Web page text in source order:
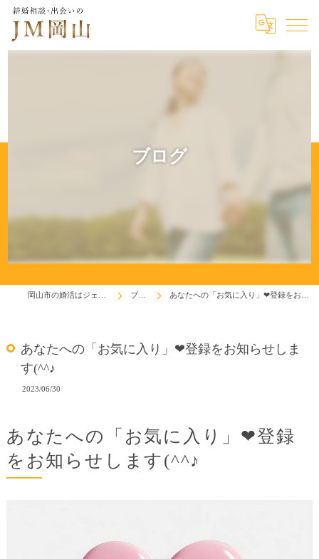
ブログ
ブログ あなたへの「お気に入り」❤登録をお知らせします(^^♪
あなたへの「お気に入り」❤登録をお知らせしま
す(^^♪
2023/06/30
あなたへの「お気に入り」❤登録
をお知らせします(^^♪